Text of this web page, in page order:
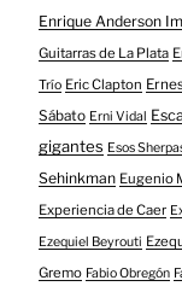
Enrique Anderson
Guitarras de La Plata
Trío Eric Clapton
Sábato Erni Vidal
gigantes Esos
Sehinkman Eugenio
Experiencia de Caer
Ezequiel Beyrouti
Gremo Fabio Obregón